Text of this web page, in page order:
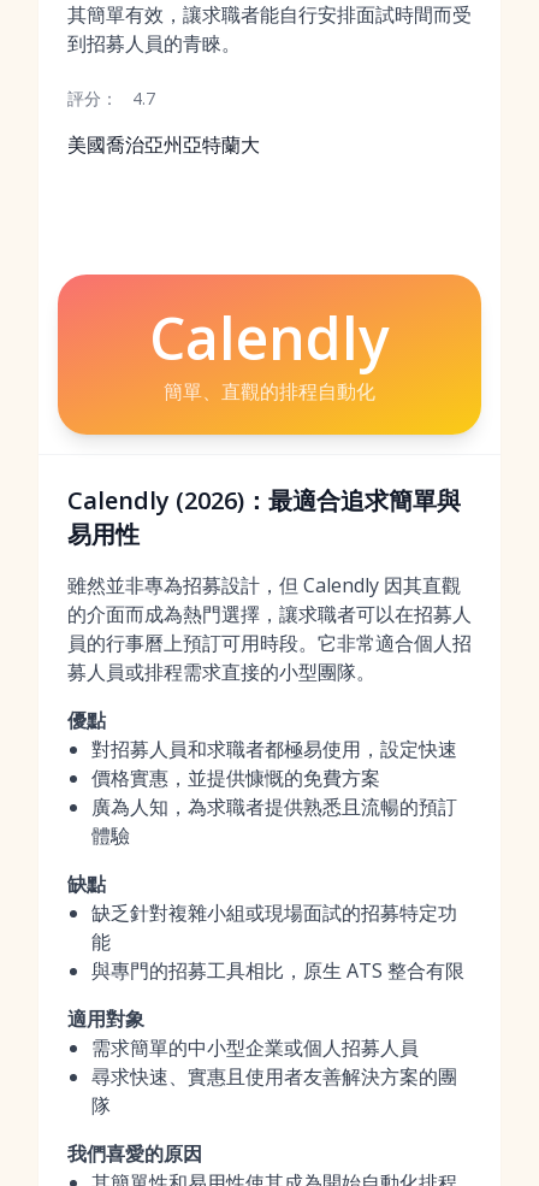
其簡單有效，讓求職者能自行安排面試時間而受
到招募人員的青睞。
評分： 4.7
美國喬治亞州亞特蘭大
Calendly
簡單、直觀的排程自動化
Calendly (2026)：最適合追求簡單與
易用性
雖然並非專為招募設計，但 Calendly 因其直觀
的介面而成為熱門選擇，讓求職者可以在招募人
員的行事曆上預訂可用時段。它非常適合個人招
募人員或排程需求直接的小型團隊。
優點
對招募人員和求職者都極易使用，設定快速
價格實惠，並提供慷慨的免費方案
廣為人知，為求職者提供熟悉且流暢的預訂
體驗
缺點
缺乏針對複雜小組或現場面試的招募特定功
能
與專門的招募工具相比，原生 ATS 整合有限
適用對象
需求簡單的中小型企業或個人招募人員
尋求快速、實惠且使用者友善解決方案的團
隊
我們喜愛的原因